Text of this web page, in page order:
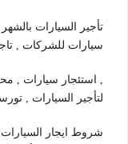
تأجير السيارات
سيارات للشركات ,
, استئجار سيارات ,
لتأجير السيارات ,
شروط ايجار